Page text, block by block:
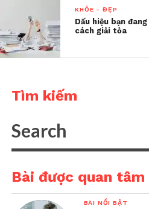
KHỎE - ĐẸP
Dấu hiệu bạn
cách giải tỏa
Tìm kiếm
Bài được quan tâm
BÀI NỔI BẬT